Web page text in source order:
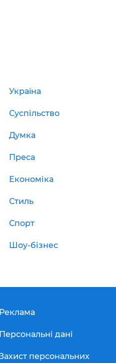
Україна
Суспільство
Думка
Преса
Економіка
Стиль
Спорт
Шоу-бізнес
Реклама
Персональні дані
персональних